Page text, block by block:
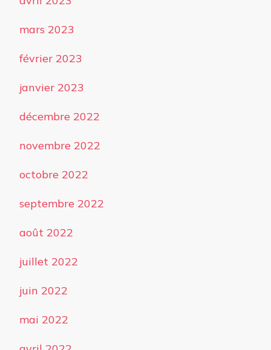
mars 2023
février 2023
janvier 2023
décembre 2022
novembre 2022
octobre 2022
septembre 2022
août 2022
juillet 2022
juin 2022
mai 2022